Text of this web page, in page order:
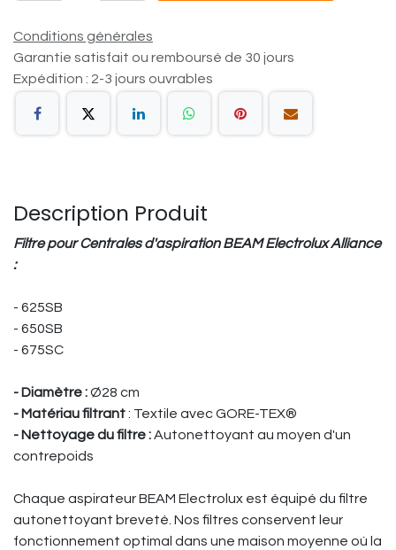
Conditions générales
Garantie satisfait ou remboursé de 30 jours
Expédition : 2-3 jours ouvrables
Description Produit
Filtre pour Centrales d'aspiration BEAM Electrolux Alliance
:
- 625SB
- 650SB
- 675SC
- Diamètre :Ø28 cm
- Matériau filtrant: Textile avec GORE-TEX®
- Nettoyage du filtre :Autonettoyant au moyen d'un
contrepoids
Chaque aspirateur BEAM Electrolux est équipé du filtre
autonettoyant breveté. Nos filtres conservent leur
fonctionnement optimal dans une maison moyenne où la